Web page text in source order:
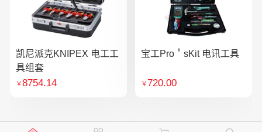
凯尼派克KNIPEX 电工工
具组套
￥8754.14
宝工Pro＇sKit 电讯工具
￥720.00